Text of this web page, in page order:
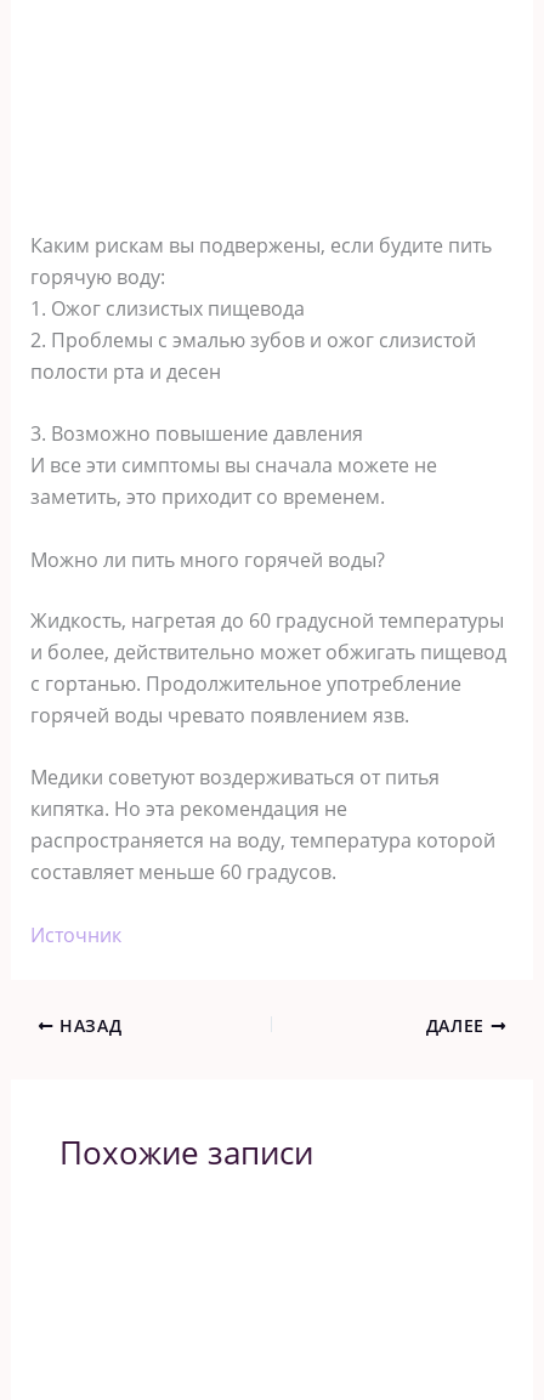
Каким рискам вы подвержены, если будите пить
горячую воду:
1. Ожог слизистых пищевода
2. Проблемы с эмалью зубов и ожог слизистой
полости рта и десен
3. Возможно повышение давления
И все эти симптомы вы сначала можете не
заметить, это приходит со временем.
Можно ли пить много горячей воды?
Жидкость, нагретая до 60 градусной температуры
и более, действительно может обжигать пищевод
с гортанью. Продолжительное употребление
горячей воды чревато появлением язв.
Медики советуют воздерживаться от питья
кипятка. Но эта рекомендация не
распространяется на воду, температура которой
составляет меньше 60 градусов.
Источник
НАЗАД ДАЛЕЕ
Похожие записи